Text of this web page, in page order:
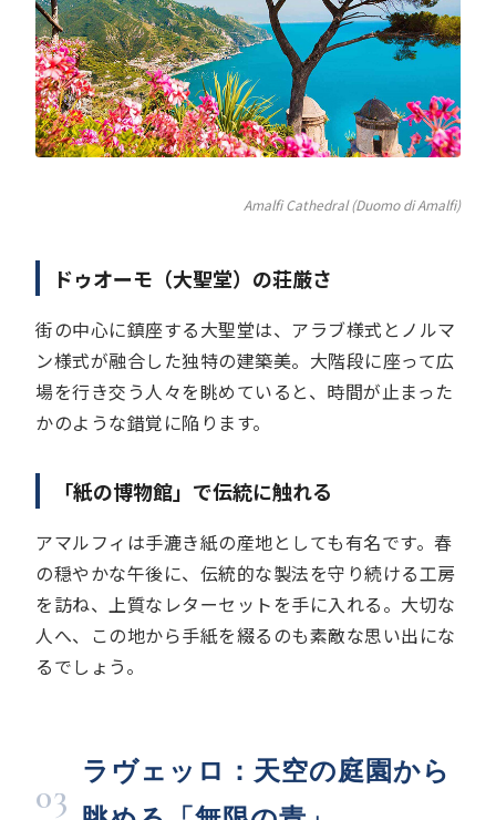
Amalfi Cathedral (Duomo di Amalfi)
ドゥオーモ（大聖堂）の荘厳さ
街の中心に鎮座する大聖堂は、アラブ様式とノルマ
ン様式が融合した独特の建築美。大階段に座って広
場を行き交う人々を眺めていると、時間が止まった
かのような錯覚に陥ります。
「紙の博物館」で伝統に触れる
アマルフィは手漉き紙の産地としても有名です。春
の穏やかな午後に、伝統的な製法を守り続ける工房
を訪ね、上質なレターセットを手に入れる。大切な
人へ、この地から手紙を綴るのも素敵な思い出にな
るでしょう。
03
ラヴェッロ：天空の庭園から